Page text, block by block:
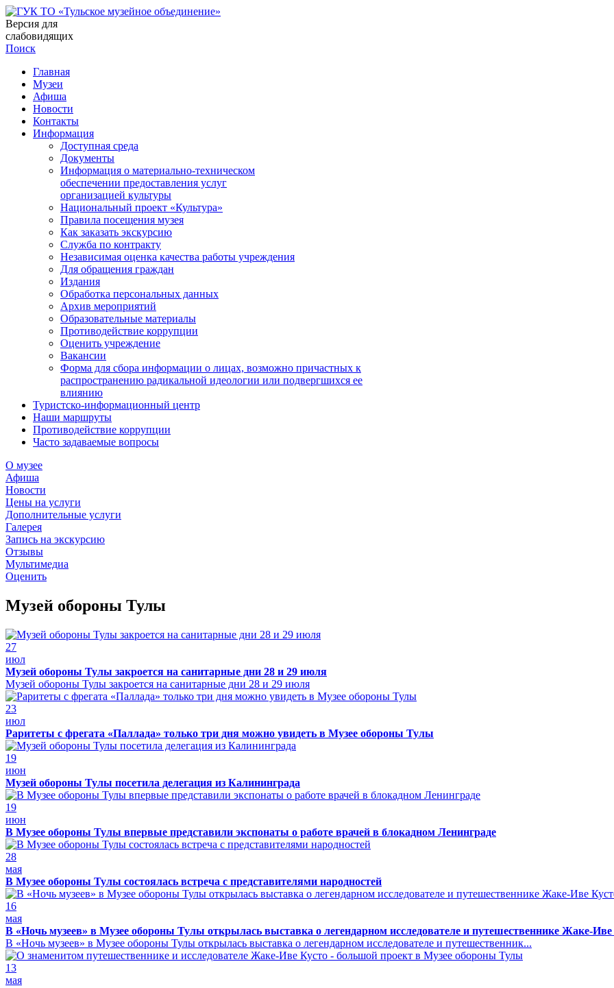
Версия для
слабовидящих
Поиск
Главная
Музеи
Афиша
Новости
Контакты
Информация
Доступная среда
Документы
Информация о материально-техническом
обеспечении предоставления услуг
организацией культуры
Национальный проект «Культура»
Правила посещения музея
Как заказать экскурсию
Служба по контракту
Независимая оценка качества работы учреждения
Для обращения граждан
Издания
Обработка персональных данных
Архив мероприятий
Образовательные материалы
Противодействие коррупции
Оценить учреждение
Вакансии
Форма для сбора информации о лицах, возможно причастных к
распространению радикальной идеологии или подвергшихся ее
влиянию
Туристско-информационный центр
Наши маршруты
Противодействие коррупции
Часто задаваемые вопросы
О музее
Афиша
Новости
Цены на услуги
Дополнительные услуги
Галерея
Запись на экскурсию
Отзывы
Мультимедиа
Оценить
Музей обороны Тулы
27
июл
Музей обороны Тулы закроется на санитарные дни 28 и 29 июля
Музей обороны Тулы закроется на санитарные дни 28 и 29 июля
23
июл
Раритеты с фрегата «Паллада» только три дня можно увидеть в Музее обороны Тулы
19
июн
Музей обороны Тулы посетила делегация из Калининграда
19
июн
В Музее обороны Тулы впервые представили экспонаты о работе врачей в блокадном Ленинграде
28
мая
В Музее обороны Тулы состоялась встреча с представителями народностей
16
мая
В «Ночь музеев» в Музее обороны Тулы открылась выставка о легендарном исследователе и путешественнике Жаке-
В «Ночь музеев» в Музее обороны Тулы открылась выставка о легендарном исследователе и путешественник...
13
мая